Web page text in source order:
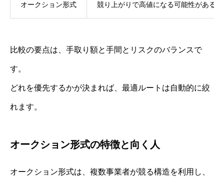
オークション形式 競り上がりで高値になる可能性がある
比較の要点は、手取り額と手間とリスクのバランスで
す。
どれを優先するかが決まれば、最適ルートは自動的に絞
れます。
オークション形式の特徴と向く人
オークション形式は、複数事業者が競る構造を利用し、